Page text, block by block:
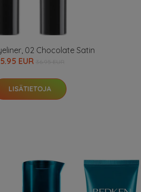
02 Chocolate Satin
EUR
LISÄTIETOJA